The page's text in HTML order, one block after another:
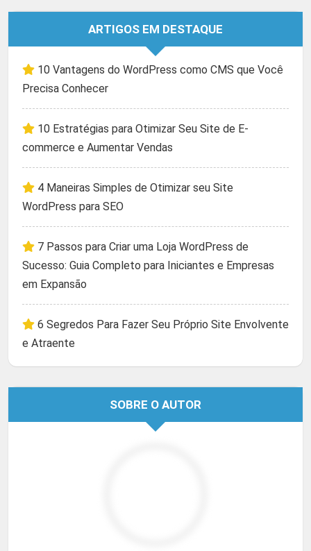
ARTIGOS EM DESTAQUE
10 Vantagens do WordPress como CMS que Você
Precisa Conhecer
10 Estratégias para Otimizar Seu Site de E-
commerce e Aumentar Vendas
4 Maneiras Simples de Otimizar seu Site
WordPress para SEO
7 Passos para Criar uma Loja WordPress de
Sucesso: Guia Completo para Iniciantes e Empresas
em Expansão
6 Segredos Para Fazer Seu Próprio Site Envolvente
e Atraente
SOBRE O AUTOR